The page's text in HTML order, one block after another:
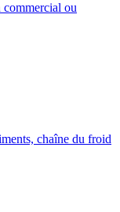
commercial ou
chaîne du froid